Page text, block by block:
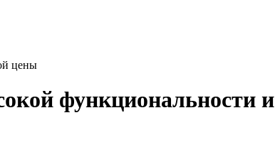
цены
функциональности и